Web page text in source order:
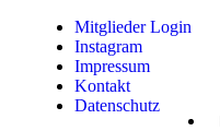
Mitglieder Login
Instagram
Impressum
Kontakt
Datenschutz